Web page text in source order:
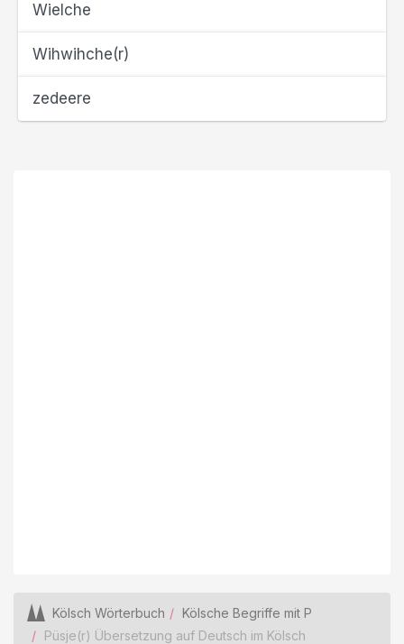
Wielche
Wihwihche(r)
zedeere
Kölsch Wörterbuch
Kölsche Begriffe mit P
Püsje(r) Übersetzung auf Deutsch im Kölsch